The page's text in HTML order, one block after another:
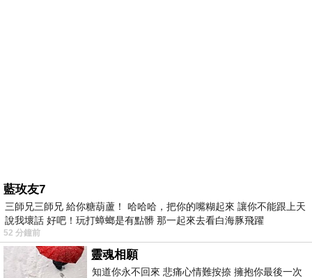
藍玫友7
三師兄三師兄 給你糖葫蘆！ 哈哈哈，把你的嘴糊起來 讓你不能跟上天
說我壞話 好吧！玩打蟑螂是有點髒 那一起來去看白海豚飛躍
52 分鐘前
靈魂相願
知道你永不回來 悲痛心情難按捺 擁抱你最後一次